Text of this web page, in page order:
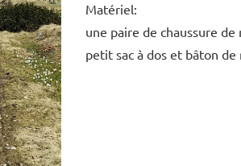
Matériel:
une paire de chaussure
petit sac à dos et bâton de